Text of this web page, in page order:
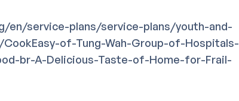
en/service-plans/service-plans/youth-and-
of-Tung-Wah-Group-of-Hospitals-
br-A-Delicious-Taste-of-Home-for-Frail-